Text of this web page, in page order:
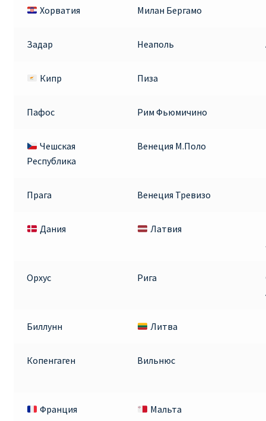
Хорватия Милан Бергамо
Задар Неаполь
Кипр Пиза
Пафос Рим Фьюмичино
Чешская
Республика
Венеция М.Поло
Прага Венеция Тревизо
Дания Латвия
Орхус Рига
Биллунн Литва
Копенгаген
Вильнюс
Франция Мальта